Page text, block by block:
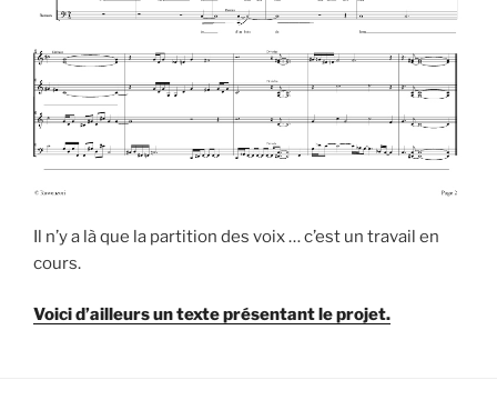
Il n’y a là que la partition des voix … c’est un travail en
cours.
Voici d’ailleurs un texte présentant le projet.